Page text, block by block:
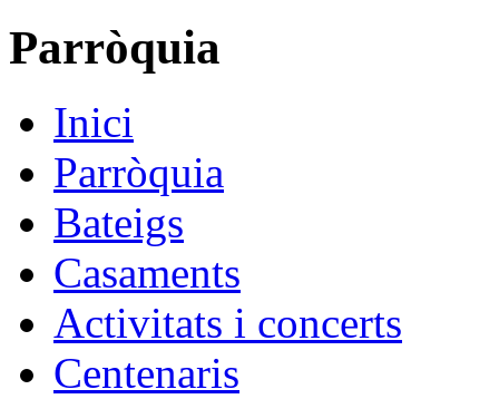
Parròquia
Inici
Parròquia
Bateigs
Casaments
Activitats i concerts
Centenaris